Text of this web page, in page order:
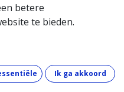
betere
te bieden.
Ik ga akkoord